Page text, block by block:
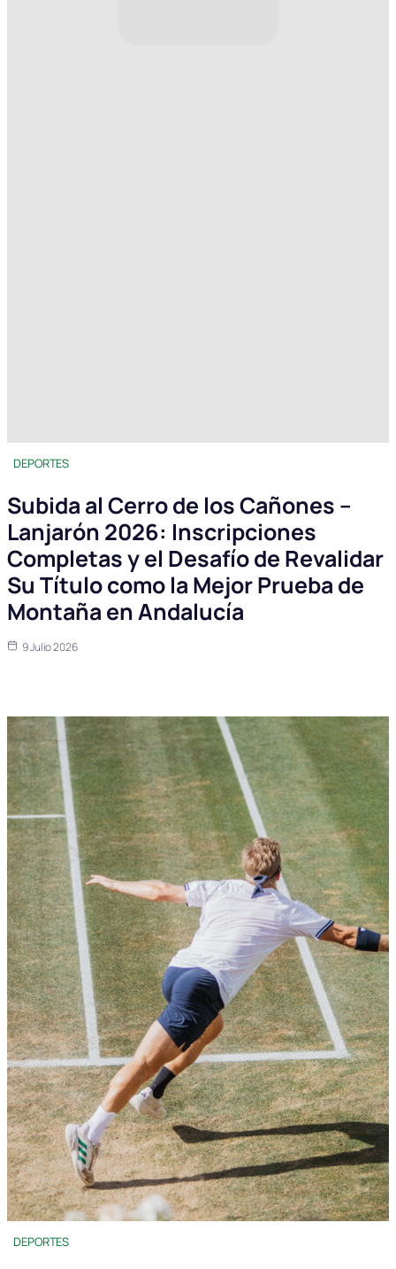
DEPORTES
Subida al Cerro de los Cañones –
Lanjarón 2026: Inscripciones
Completas y el Desafío de Revalidar
Su Título como la Mejor Prueba de
Montaña en Andalucía
9 Julio 2026
DEPORTES